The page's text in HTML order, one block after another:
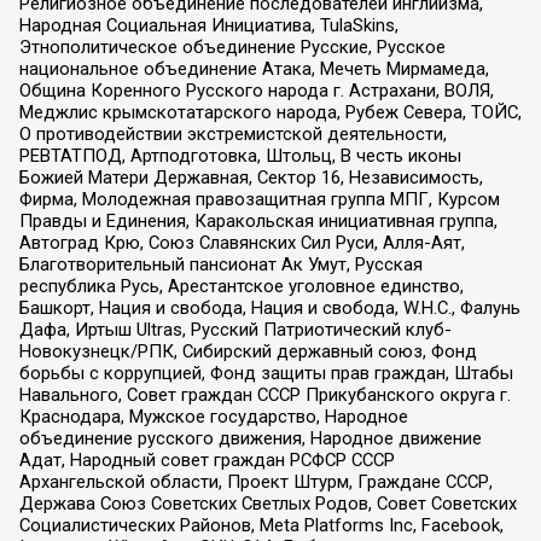
Народная Социальная Инициатива, TulaSkins,
Этнополитическое объединение Русские, Русское
национальное объединение Атака, Мечеть Мирмамеда,
Община Коренного Русского народа г. Астрахани, ВОЛЯ,
Меджлис крымскотатарского народа, Рубеж Севера, ТОЙС,
О противодействии экстремистской деятельности,
РЕВТАТПОД, Артподготовка, Штольц, В честь иконы
Божией Матери Державная, Сектор 16, Независимость,
Фирма, Молодежная правозащитная группа МПГ, Курсом
Правды и Единения, Каракольская инициативная группа,
Автоград Крю, Союз Славянских Сил Руси, Алля-Аят,
Благотворительный пансионат Ак Умут, Русская
республика Русь, Арестантское уголовное единство,
Башкорт, Нация и свобода, Нация и свобода, W.H.С., Фалунь
Дафа, Иртыш Ultras, Русский Патриотический клуб-
Новокузнецк/РПК, Сибирский державный союз, Фонд
борьбы с коррупцией, Фонд защиты прав граждан, Штабы
Навального, Совет граждан СССР Прикубанского округа г.
Краснодара, Мужское государство, Народное
объединение русского движения, Народное движение
Адат, Народный совет граждан РСФСР СССР
Архангельской области, Проект Штурм, Граждане СССР,
Держава Союз Советских Светлых Родов, Совет Советских
Социалистических Районов, Meta Platforms Inc, Facebook,